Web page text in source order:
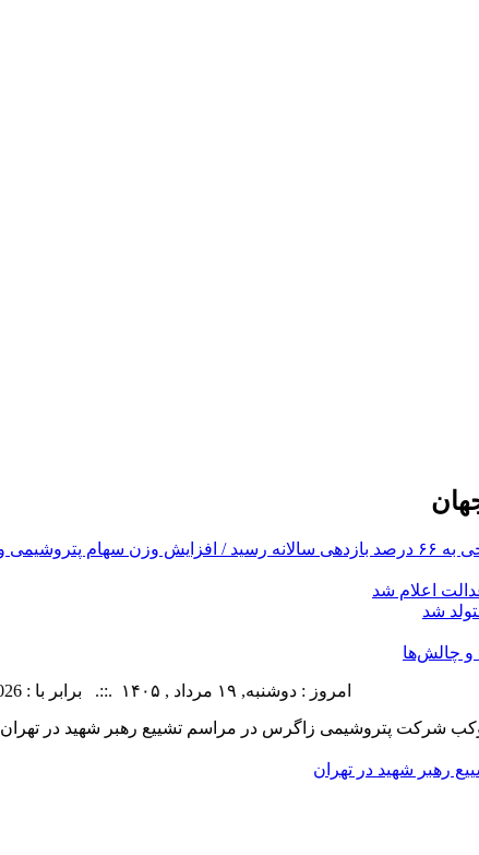
صندوق
اعلام شد
امروز : دوشنبه, ۱۹ مرداد , ۱۴۰۵ .::. برابر با : Monday, 10 August , 2026 .::. اخبار منتشر شده : 3 خبر
شرکت پتروشیمی زاگرس در مراسم تشییع رهبر شهید در تهران
رهبر شهید در تهران